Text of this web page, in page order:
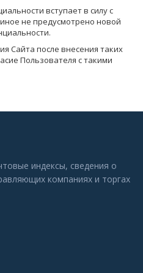
вступает в силу с
не предусмотрено новой
Сайта после внесения таких
Пользователя с такими
индексы, сведения о
компаниях и торгах